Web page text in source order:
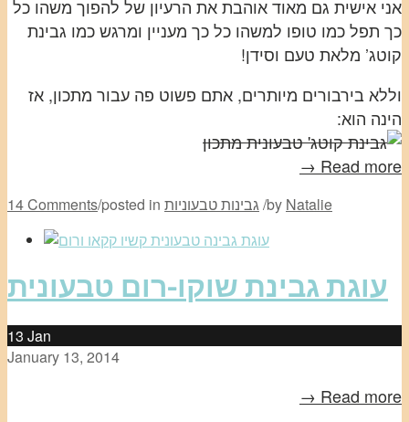
אני אישית גם מאוד אוהבת את הרעיון של להפוך משהו כל
כך תפל כמו טופו למשהו כל כך מעניין ומרגש כמו גבינת
קוטג’ מלאת טעם וסידן!
וללא בירבורים מיותרים, אתם פשוט פה עבור מתכון, אז
הינה הוא:
Read more →
14 Comments/posted in גבינות טבעוניות/by Natalie
עוגת גבינת שוקו-רום טבעונית
13 Jan
January 13, 2014
Read more →